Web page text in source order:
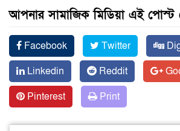
আপনার সামাজিক মিডিয়া এই
Facebook Twitter
Linkedin
Reddit
Pinterest
Print